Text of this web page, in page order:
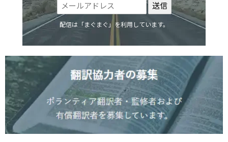
配信は「まぐまぐ」を利用しています。